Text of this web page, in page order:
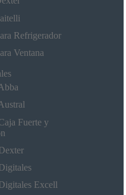
Refrigerador
Ventana
Fuerte y
Excell